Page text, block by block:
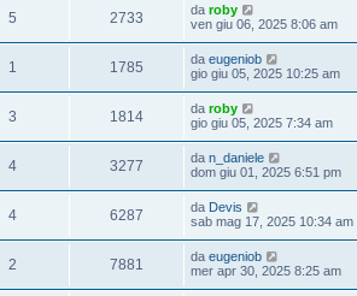
5 2733 da roby
ven giu 06, 2025 8:06 am
1 1785 da eugeniob
gio giu 05, 2025 10:25 am
3 1814 da roby
gio giu 05, 2025 7:34 am
4 3277 da n_daniele
dom giu 01, 2025 6:51 pm
4 6287 da Devis
sab mag 17, 2025 10:34 am
2 7881 da eugeniob
mer apr 30, 2025 8:25 am